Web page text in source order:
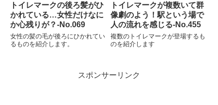
トイレマークの後ろ髪がひ
かれている…女性だけなに
か心残りが？-No.069
女性の髪の毛が後ろにひかれてい
るものを紹介します。
トイレマークが複数いて群
像劇のよう！駅という場で
人の流れを感じる‐No.455
複数のトイレマークが登場するも
のを紹介します
スポンサーリンク